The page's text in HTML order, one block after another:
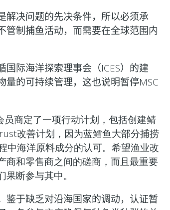
解决问题的先决条件，所以必须承
管制捕鱼活动，而需要在全球范围内
国际海洋探索理事会（ICES）的建
量的可持续管理，这也说明暂停MSC
员商定了一项行动计划，包括创建鲭
改善计划，因为蓝鳕鱼大部分捕捞
中海洋原料成分的认可。希望渔业改
商和零售商之间的磋商，而且最重要
断参与其中。
鉴于缺乏对沿海国家的调动，认证暂